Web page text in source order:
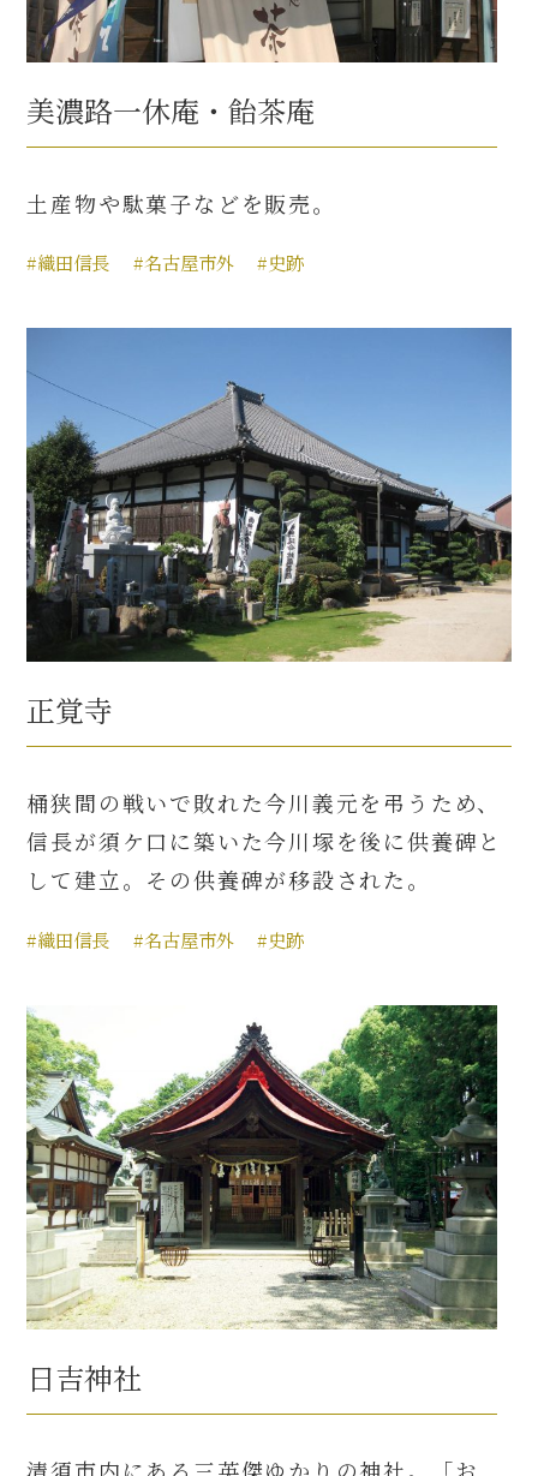
前田利家と名古屋の関係
犬千代ルート
加藤清正と名古屋の関係
清正関連 史跡 一覧
名古屋＜清正＞観光モデルコース
美濃路一休庵・飴茶庵
土産物や駄菓子などを販売。
#織田信長 #名古屋市外 #史跡
正覚寺
桶狭間の戦いで敗れた今川義元を弔うため、
信長が須ケ口に築いた今川塚を後に供養碑と
して建立。その供養碑が移設された。
#織田信長 #名古屋市外 #史跡
日吉神社
清須市内にある三英傑ゆかりの神社。「お